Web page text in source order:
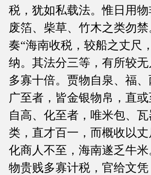
税，犹如私载法。惟日用
废箔、柴草、竹木之类勿
奏“海南收税，较船之丈尺
纳。其法分三等，有所较
多寡十倍。贾物自泉、福、
广至者，皆金银物帛，直或
自高、化至者，唯米包、
类，直才百一，而概收以丈
化商人不至，海南遂乏牛米
物贵贱多寡计税，官给文